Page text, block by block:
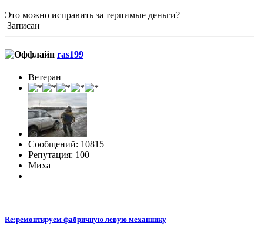
Это можно исправить за терпимые деньги?
Записан
ras199
Ветеран
Сообщений: 10815
Репутация: 100
Миха
Re:ремонтируем фабричную левую механнику